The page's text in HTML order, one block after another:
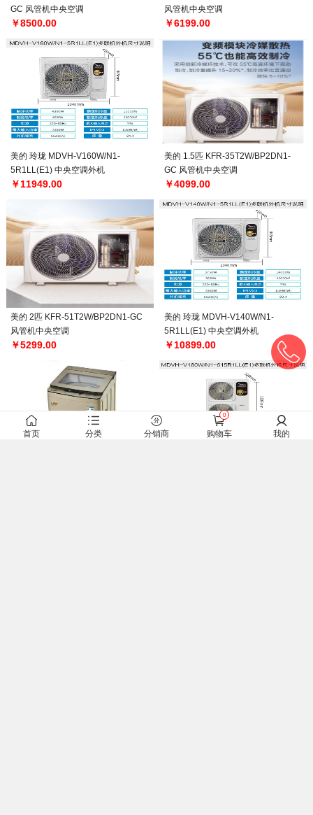
GC 风管机中央空调
￥8500.00
风管机中央空调
￥6199.00
美的 玲珑 MDVH-V160W/N1-
5R1LL(E1) 中央空调外机
￥11949.00
美的 1.5匹 KFR-35T2W/BP2DN1-
GC 风管机中央空调
￥4099.00
美的 2匹 KFR-51T2W/BP2DN1-GC
风管机中央空调
￥5299.00
美的 玲珑 MDVH-V140W/N1-
5R1LL(E1) 中央空调外机
￥10899.00
首页 分类 分销商
0
购物车 我的